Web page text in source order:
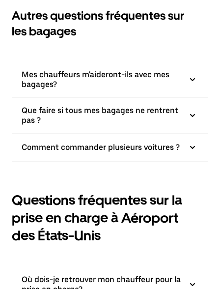
Autres questions fréquentes sur
les bagages
Mes chauffeurs m'aideront-ils avec mes
bagages?
Que faire si tous mes bagages ne rentrent
pas ?
Comment commander plusieurs voitures ?
Questions fréquentes sur la
prise en charge à Aéroport
des États-Unis
Où dois-je retrouver mon chauffeur pour la